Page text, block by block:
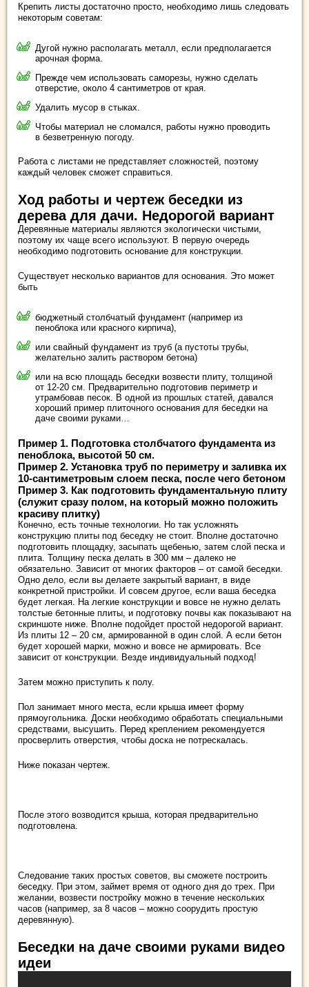
Крепить листы достаточно просто, необходимо лишь следовать
некоторым советам:
Дугой нужно располагать металл, если предполагается
арочная форма.
Прежде чем использовать саморезы, нужно сделать
отверстие, около 4 сантиметров от края.
Удалить мусор в стыках.
Чтобы материал не сломался, работы нужно проводить
в безветренную погоду.
Работа с листами не представляет сложностей, поэтому
каждый человек сможет справиться.
Ход работы и чертеж беседки из
дерева для дачи. Недорогой вариант
Деревянные материалы являются экологически чистыми,
поэтому их чаще всего используют. В первую очередь
необходимо подготовить основание для конструкции.
Существует несколько вариантов для основания. Это может
быть
бюджетный столбчатый фундамент (например из
пеноблока или красного кирпича),
или свайный фундамент из труб (а пустоты трубы,
желательно залить раствором бетона)
или на всю площадь беседки возвести плиту, толщиной
от 12-20 см. Предварительно подготовив периметр и
утрамбовав песок. В одной из прошлых статей, давался
хороший пример плиточного основания для беседки на
даче своими руками…
Пример 1. Подготовка столбчатого фундамента из
пеноблока, высотой 50 см.
Пример 2. Установка труб по периметру и заливка их
10-сантиметровым слоем песка, после чего бетоном
Пример 3. Как подготовить фундаментальную плиту
(служит сразу полом, на который можно положить
красиву плитку)
Конечно, есть точные технологии. Но так усложнять
конструкцию плиты под беседку не стоит. Вполне достаточно
подготовить площадку, засыпать щебенью, затем слой песка и
плита. Толщину песка делать в 300 мм – далеко не
обязательно. Зависит от многих факторов – от самой беседки.
Одно дело, если вы делаете закрытый вариант, в виде
конкретной пристройки. И совсем другое, если ваша беседка
будет легкая. На легкие конструкции и вовсе не нужно делать
толстые бетонные плиты, и подготовку почвы как показывают на
скриншоте ниже. Вполне подойдет простой недорогой вариант.
Из плиты 12 – 20 см, армированной в один слой. А если бетон
будет хорошей марки, можно и вовсе не армировать. Все
зависит от конструкции. Везде индивидуальный подход!
Затем можно приступить к полу.
Пол занимает много места, если крыша имеет форму
прямоугольника. Доски необходимо обработать специальными
средствами, высушить. Перед креплением рекомендуется
просверлить отверстия, чтобы доска не потрескалась.
Ниже показан чертеж.
После этого возводится крыша, которая предварительно
подготовлена.
Следование таких простых советов, вы сможете построить
беседку. При этом, займет время от одного дня до трех. При
желании, возвести постройку можно в течение нескольких
часов (например, за 8 часов – можно соорудить простую
деревянную).
Беседки на даче своими руками видео
идеи